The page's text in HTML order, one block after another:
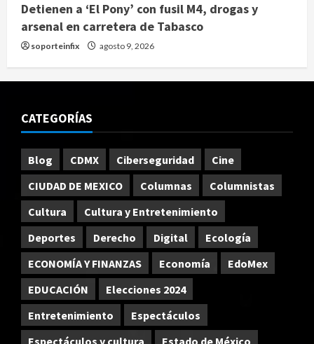
Detienen a ‘El Pony’ con fusil M4, drogas y
arsenal en carretera de Tabasco
soporteinfix agosto 9, 2026
CATEGORÍAS
Blog CDMX Ciberseguridad
Cine
CIUDAD DE MEXICO
Columnas
Columnistas
Cultura
Cultura y Entretenimiento
Deportes
Derecho Digital
Ecología
ECONOMÍA Y FINANZAS
Economía
EdoMex
EDUCACIÓN
Elecciones 2024
Entretenimiento
Espectáculos
Espectáculos y cultura
Estado de México